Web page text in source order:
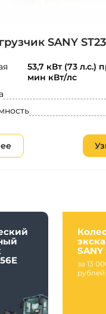
SANY
53,7 кВт (73 л.с.)
мин кВт/лс
SANY
за 13
рублей